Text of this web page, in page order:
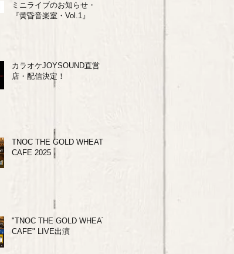
ミニライブのお知らせ・
『黄昏音楽室・Vol.1』
カラオケJOYSOUND直営
店・配信決定！
TNOC THE GOLD WHEAT
CAFE 2025
"TNOC THE GOLD WHEAT
CAFE" LIVE出演